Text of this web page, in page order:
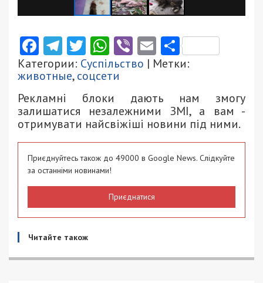
Facebook
Telegram
Twitter
WhatsApp
ViberEmail
Категории: Суспільство | Метки:
животные,соцсети
Рекламні блоки дають нам змогу
залишатися незалежними ЗМІ, а вам -
отримувати найсвіжіші новини під ними.
Приєднуйтесь також до 49000 в Google News. Слідкуйте
за останніми новинами!
Приєднатися
Читайте також